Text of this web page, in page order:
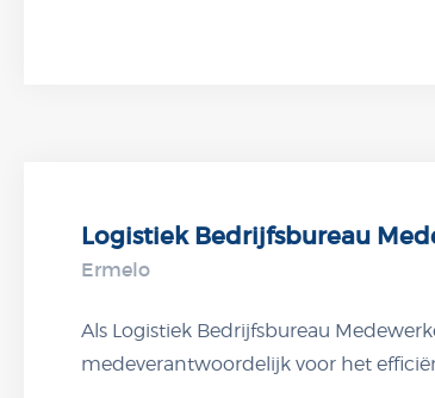
Logistiek Bedrijfsbureau
Ermelo
Als Logistiek Bedrijfsbureau
medeverantwoordelijk voor het